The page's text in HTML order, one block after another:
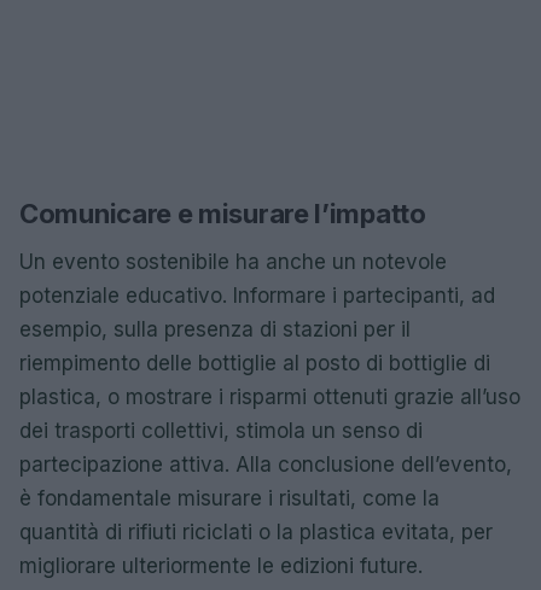
Comunicare e misurare l’impatto
Un evento sostenibile ha anche un notevole
potenziale educativo. Informare i partecipanti, ad
esempio, sulla presenza di stazioni per il
riempimento delle bottiglie al posto di bottiglie di
plastica, o mostrare i risparmi ottenuti grazie all’uso
dei trasporti collettivi, stimola un senso di
partecipazione attiva. Alla conclusione dell’evento,
è fondamentale misurare i risultati, come la
quantità di rifiuti riciclati o la plastica evitata, per
migliorare ulteriormente le edizioni future.